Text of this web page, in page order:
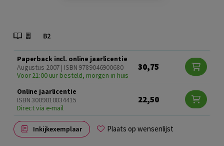
Paperback incl. online jaarlicentie
Augustus 2007 | ISBN 9789046900680
Voor 21:00 uur besteld, morgen in huis
30,75
Online jaarlicentie
ISBN 3009010034415
Direct via e-mail
22,50
Inkijkexemplaar Plaats op wensenlijst